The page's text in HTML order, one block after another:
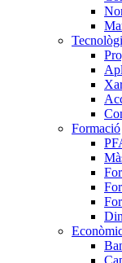
Formació